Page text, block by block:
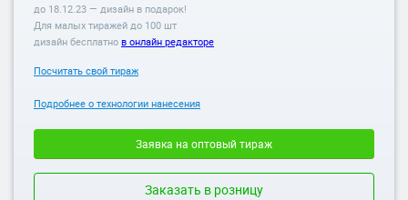
до 18.12.23 — дизайн в подарок!
Для малых тиражей до 100 шт
дизайн бесплатно в онлайн редакторе
Посчитать свой тираж
Подробнее о технологии нанесения
Заявка на оптовый тираж
Заказать в розницу